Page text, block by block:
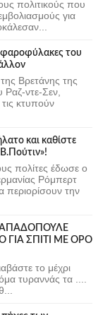
πολιτικούς που
για
του
Βρετάνης της
Ραζ-ντε-Σεν,
κτυπούν
και καθίστε
πολίτες έδωσε ο
Ρόμπερτ
την
ΓΙΑ ΣΠΙΤΙ ΜΕ ΟΡΟ
το μέχρι
τυραννάς τα ....